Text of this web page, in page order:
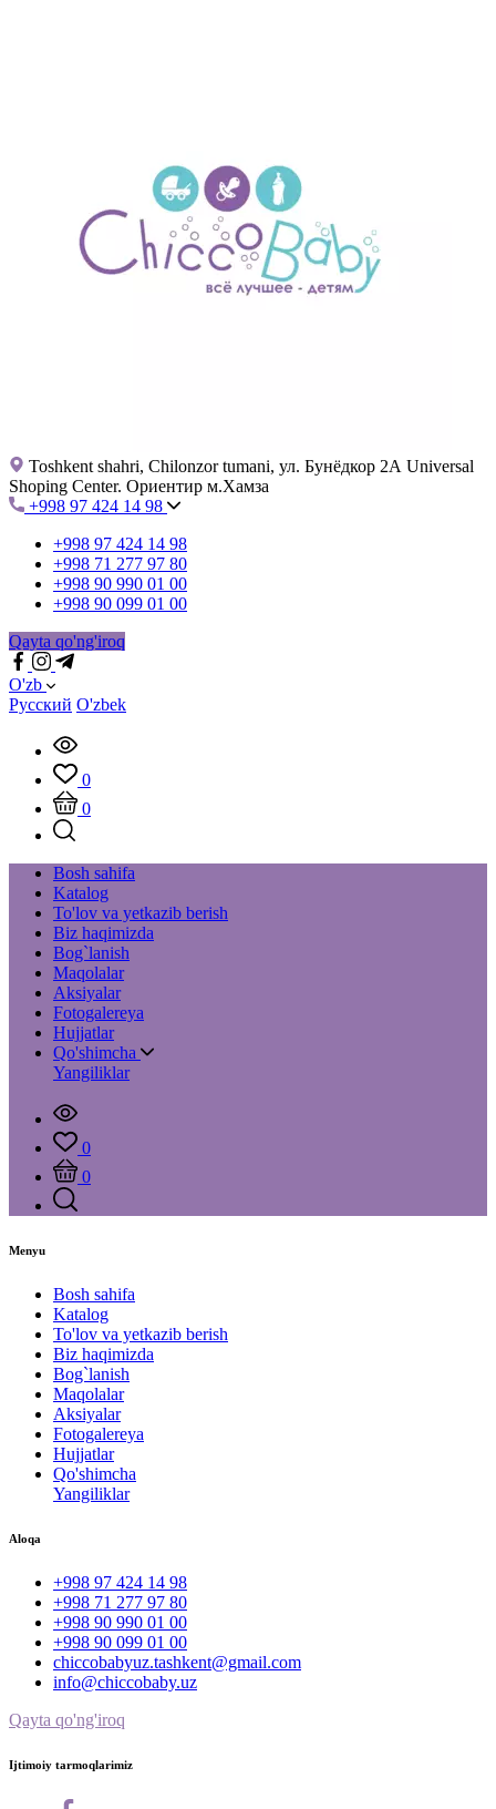
Toshkent shahri, Chilonzor tumani, ул. Бунёдкор 2А Universal
Shoping Center. Ориентир м.Хамза
+998 97 424 14 98
+998 97 424 14 98
+998 71 277 97 80
+998 90 990 01 00
+998 90 099 01 00
Qayta qo'ng'iroq
O'zb
Русский O'zbek
0
0
Bosh sahifa
Katalog
To'lov va yetkazib berish
Biz haqimizda
Bog`lanish
Maqolalar
Aksiyalar
Fotogalereya
Hujjatlar
Qo'shimcha
Yangiliklar
0
0
Menyu
Bosh sahifa
Katalog
To'lov va yetkazib berish
Biz haqimizda
Bog`lanish
Maqolalar
Aksiyalar
Fotogalereya
Hujjatlar
Qo'shimcha
Yangiliklar
Aloqa
+998 97 424 14 98
+998 71 277 97 80
+998 90 990 01 00
+998 90 099 01 00
chiccobabyuz.tashkent@gmail.com
info@chiccobaby.uz
Qayta qo'ng'iroq
Ijtimoiy tarmoqlarimiz